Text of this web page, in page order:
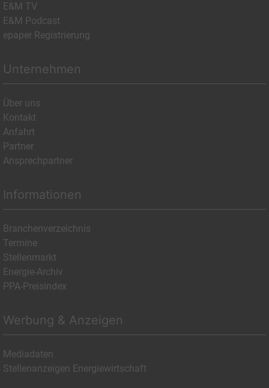
E&M TV
E&M Podcast
epaper Registrierung
Unternehmen
Über uns
Kontakt
Anfahrt
Partner
Ansprechpartner
Informationen
Branchenverzeichnis
Termine
Stellenmarkt
Energie-Archiv
PPA-Preisindex
Werbung & Anzeigen
Mediadaten
Stellenanzeigen Energiewirtschaft